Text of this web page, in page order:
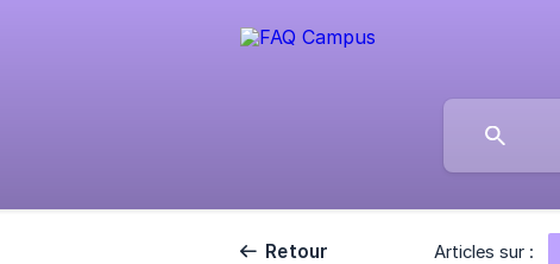
Retour Articles sur :